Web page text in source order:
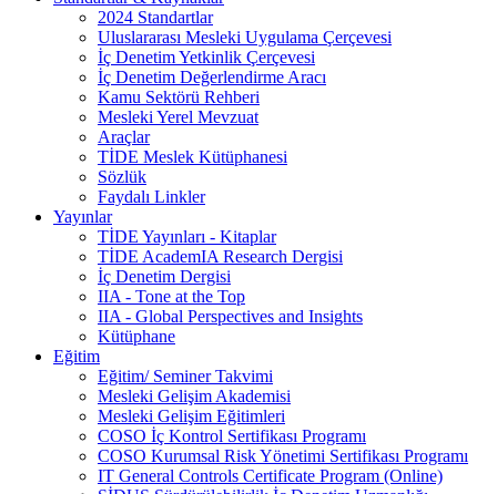
2024 Standartlar
Uluslararası Mesleki Uygulama Çerçevesi
İç Denetim Yetkinlik Çerçevesi
İç Denetim Değerlendirme Aracı
Kamu Sektörü Rehberi
Mesleki Yerel Mevzuat
Araçlar
TİDE Meslek Kütüphanesi
Sözlük
Faydalı Linkler
Yayınlar
TİDE Yayınları - Kitaplar
TİDE AcademIA Research Dergisi
İç Denetim Dergisi
IIA - Tone at the Top
IIA - Global Perspectives and Insights
Kütüphane
Eğitim
Eğitim/ Seminer Takvimi
Mesleki Gelişim Akademisi
Mesleki Gelişim Eğitimleri
COSO İç Kontrol Sertifikası Programı
COSO Kurumsal Risk Yönetimi Sertifikası Programı
IT General Controls Certificate Program (Online)